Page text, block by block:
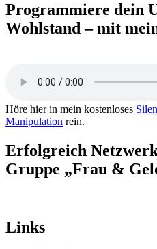
Programmiere dein
Wohlstand – mit
Höre hier in mein kostenloses
Manipulation rein.
Erfolgreich
Gruppe „Frau &
Links